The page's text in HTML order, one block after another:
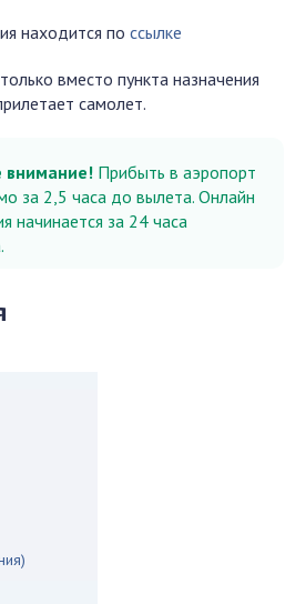
находится по ссылке
вместо пункта назначения
самолет.
внимание! Прибыть в аэропорт
за 2,5 часа до вылета. Онлайн
начинается за 24 часа